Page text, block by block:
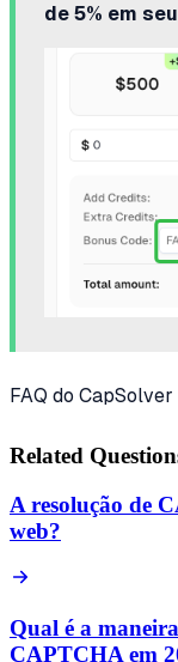
de 5% em
FAQ do
Related
A resolução de
web?
Qual é a
CAPTCHA em